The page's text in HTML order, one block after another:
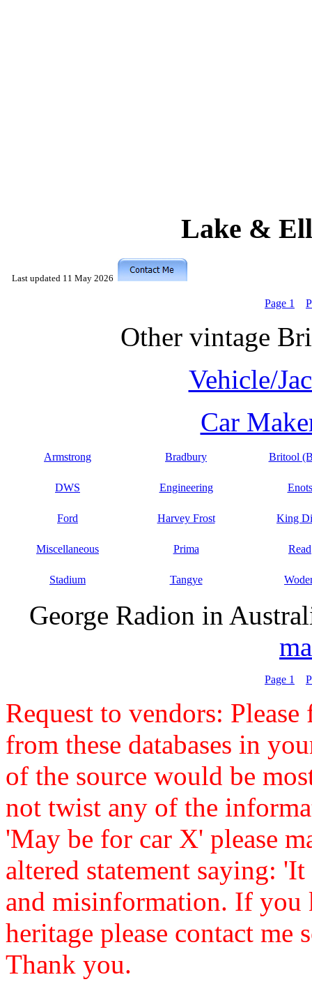
Lake &
Last updated 11 May 2026
Page 1
Other vintage
Vehicle/
Car
Armstrong Bradbury Britool
DWS Engineering Enots
Ford Harvey Frost King
Miscellaneous Prima Read
Stadium Tangye
George Radion in
Page 1
Request to vendors:
from these databases in
of the source would be
not twist any of the
'May be for car X' please
altered statement saying:
and misinformation. If you
heritage please contact me
Thank you.